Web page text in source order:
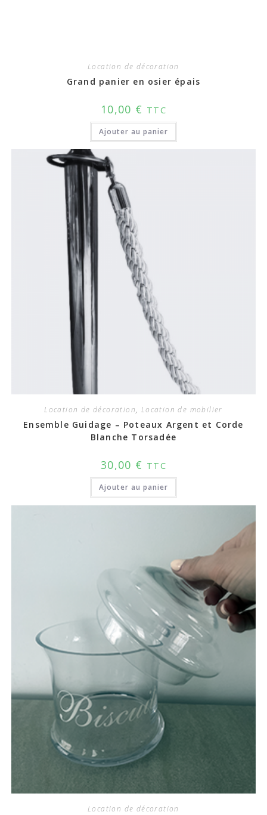
Location de décoration
Grand panier en osier épais
10,00 € TTC
Ajouter au panier
Location de décoration, Location de mobilier
Ensemble Guidage – Poteaux Argent et Corde
Blanche Torsadée
30,00 € TTC
Ajouter au panier
Location de décoration